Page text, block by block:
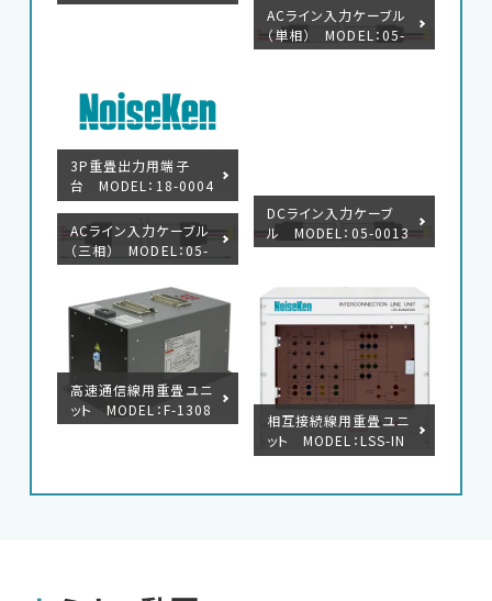
3P重畳出力用端子
台 MODEL：18-0004
7B
ACライン入力ケーブル
（単相） MODEL：05-
00134A
ACライン入力ケーブル
（三相） MODEL：05-
00135A
DCライン入力ケーブ
ル MODEL：05-0013
6A
高速通信線用重畳ユニ
ット MODEL：F-1308
14-1004
相互接続線用重畳ユニ
ット MODEL：LSS-IN
J6401SIG